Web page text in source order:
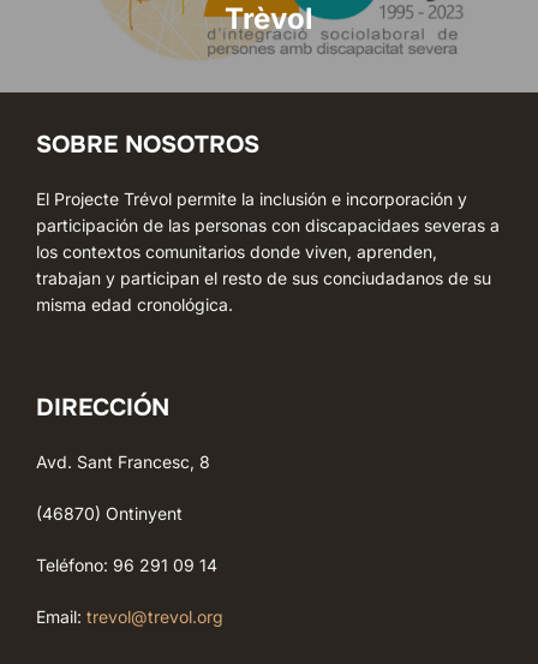
Trèvol
SOBRE NOSOTROS
El Projecte Trévol permite la inclusión e incorporación y
participación de las personas con discapacidaes severas a
los contextos comunitarios donde viven, aprenden,
trabajan y participan el resto de sus conciudadanos de su
misma edad cronológica.
DIRECCIÓN
Avd. Sant Francesc, 8
(46870) Ontinyent
Teléfono: 96 291 09 14
Email: trevol@trevol.org